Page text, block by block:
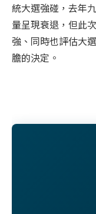
統大選強碰，去年
量呈現衰退，但此
強、同時也評估大
膽的決定。